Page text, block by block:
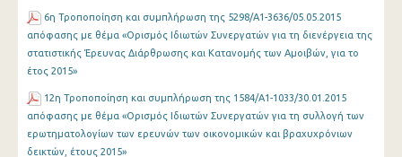
6η Τροποποίηση και συμπλήρωση της 5298/Α1-3636/05.05.2015
απόφασης με θέμα «Ορισμός Ιδιωτών Συνεργατών για τη διενέργεια της
στατιστικής Έρευνας Διάρθρωσης και Κατανομής των Αμοιβών, για το
έτος 2015»
12η Τροποποίηση και συμπλήρωση της 1584/Α1-1033/30.01.2015
απόφασης με θέμα «Ορισμός Ιδιωτών Συνεργατών για τη συλλογή των
ερωτηματολογίων των ερευνών των οικονομικών και βραχυχρόνιων
δεικτών, έτους 2015»